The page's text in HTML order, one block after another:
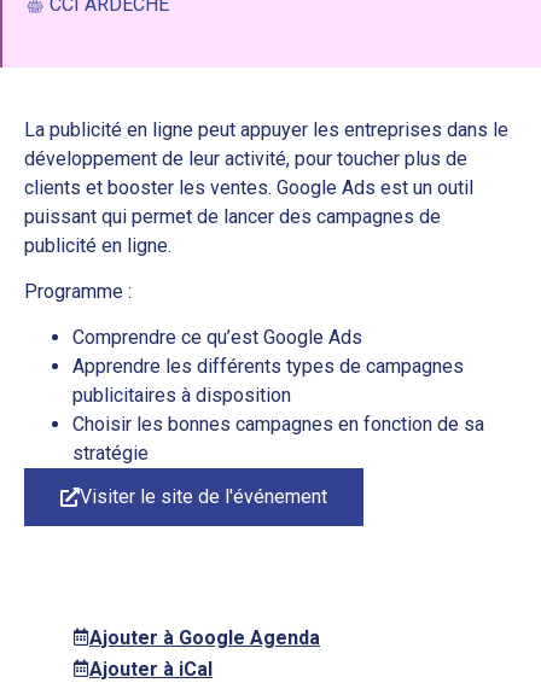
La publicité en ligne peut appuyer les entreprises dans le
développement de leur activité, pour toucher plus de
clients et booster les ventes. Google Ads est un outil
puissant qui permet de lancer des campagnes de
publicité en ligne.
Programme :
Comprendre ce qu’est Google Ads
Apprendre les différents types de campagnes
publicitaires à disposition
Choisir les bonnes campagnes en fonction de sa
stratégie
Visiter le site de l'événement
Ajouter à Google Agenda
Ajouter à iCal